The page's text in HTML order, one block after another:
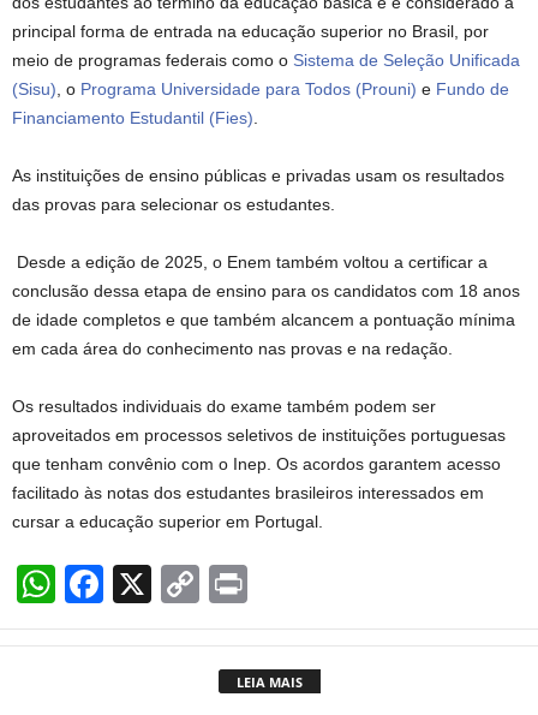
principal forma de entrada na educação superior no Brasil, por
meio de programas federais como o Sistema de Seleção Unificada
(Sisu) , o Programa Universidade para Todos (Prouni) e Fundo de
Financiamento Estudantil (Fies)
As instituições de ensino públicas e privadas usam os resultados
das provas para selecionar os estudantes.
Desde a edição de 2025, o Enem também voltou a certificar a
conclusão dessa etapa de ensino para os candidatos com 18 anos
de idade completos e que também alcancem a pontuação mínima
em cada área do conhecimento nas provas e na redação.
Os resultados individuais do exame também podem ser
aproveitados em processos seletivos de instituições portuguesas
que tenham convênio com o Inep. Os acordos garantem acesso
facilitado às notas dos estudantes brasileiros interessados em
cursar a educação superior em Portugal.
W
h
at
F
a
c
X
C
o
p
in
t
LEIA MAIS